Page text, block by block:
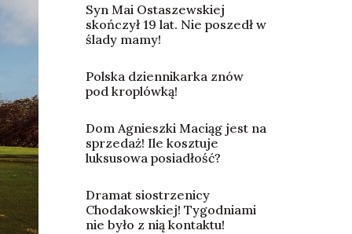
Syn Mai Ostaszewskiej
skończył 19 lat. Nie poszedł w
ślady mamy!
Polska dziennikarka znów
pod kroplówką!
Dom Agnieszki Maciąg jest na
sprzedaż! Ile kosztuje
luksusowa posiadłość?
Dramat siostrzenicy
Chodakowskiej! Tygodniami
nie było z nią kontaktu!